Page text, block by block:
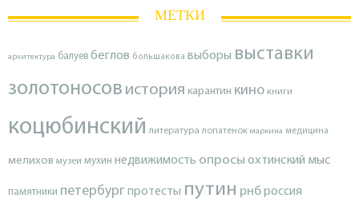
МЕТКИ
архитектура балуев беглов большакова выборы выставки
золотоносов история карантин кино книги
коцюбинский литература лопатенок маркина медицина
мелихов музеи мухин недвижимость опросы охтинский мыс
памятники петербургпротесты путин рнброссия